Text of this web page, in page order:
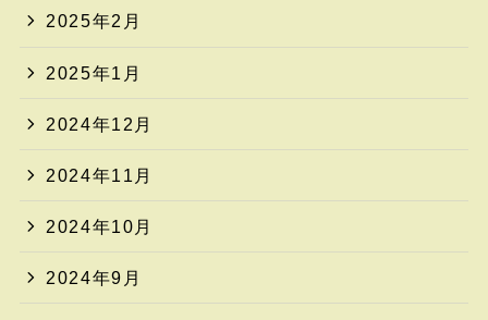
2025年2月
2025年1月
2024年12月
2024年11月
2024年10月
2024年9月